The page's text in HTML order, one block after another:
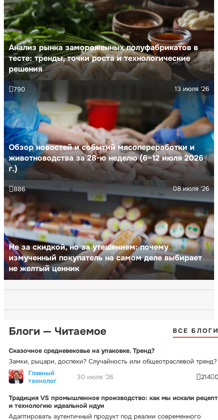
Анализ рынка замороженных полуфабрикатов в
тесте: тренды, точки роста и технологические
решения
Обзор новостей и событий мясопереработки и
животноводства за 28-ю неделю (6–12 июля 2026
г.)
13 июля '26
790
Не за скидкой, но за утешением: почему
измученный покупатель на самом деле выбирает
не желтый ценник
08 июля '26
886
Блоги — Читаемое ВСЕ
Сказочное средневековье на упаковке. Тренд?
Замки, рыцари, доспехи? Случайность или общеотраслевой тренд?
Главный
технолог
30 июля '26 214
Традиция VS промышленное производство: как мы искали рецепт
и технологию идеальной ндуи
Адаптировать аутентичный продукт под реалии современного